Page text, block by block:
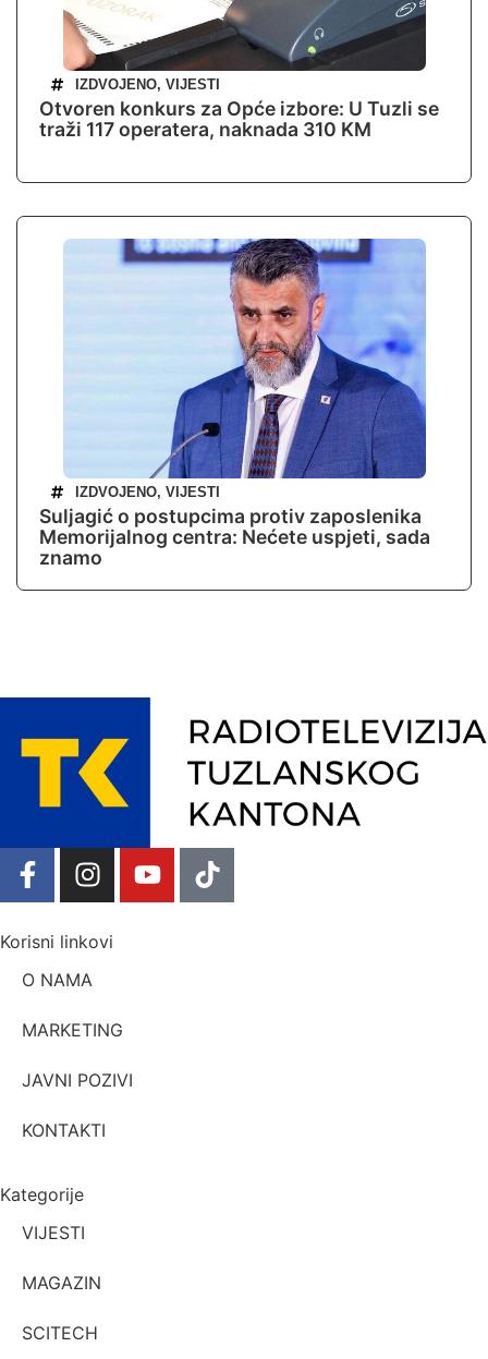
IZDVOJENO, VIJESTI
Otvoren konkurs za Opće izbore: U Tuzli se
traži 117 operatera, naknada 310 KM
IZDVOJENO, VIJESTI
Suljagić o postupcima protiv zaposlenika
Memorijalnog centra: Nećete uspjeti, sada
znamo
Korisni linkovi
O NAMA
MARKETING
JAVNI POZIVI
KONTAKTI
Kategorije
VIJESTI
MAGAZIN
SCITECH